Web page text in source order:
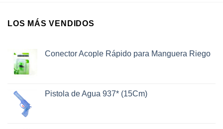
LOS MÁS VENDIDOS
Conector Acople Rápido para Manguera Riego
Pistola de Agua 937* (15Cm)